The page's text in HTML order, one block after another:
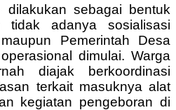
dilakukan sebagai bentuk
tidak adanya sosialisasi
Pemerintah Desa
dimulai. Warga
diajak berkoordinasi
terkait masuknya alat
kegiatan pengeboran di